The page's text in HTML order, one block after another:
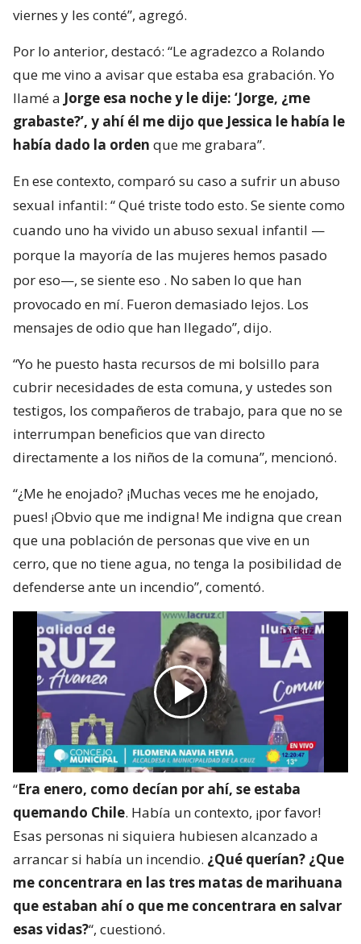
viernes y les conté”, agregó.
Por lo anterior, destacó: “Le agradezco a Rolando
que me vino a avisar que estaba esa grabación. Yo
llamé a Jorge esa noche y le dije: ‘Jorge, ¿me
grabaste?’, y ahí él me dijo que Jessica le había le
había dado la orden que me grabara”.
En ese contexto, comparó su caso a sufrir un abuso
sexual infantil: “Qué triste todo esto. Se siente como
cuando uno ha vivido un abuso sexual infantil —
porque la mayoría de las mujeres hemos pasado
por eso—, se siente eso . No saben lo que han
provocado en mí. Fueron demasiado lejos. Los
mensajes de odio que han llegado”, dijo.
“Yo he puesto hasta recursos de mi bolsillo para
cubrir necesidades de esta comuna, y ustedes son
testigos, los compañeros de trabajo, para que no se
interrumpan beneficios que van directo
directamente a los niños de la comuna”, mencionó.
“¿Me he enojado? ¡Muchas veces me he enojado,
pues! ¡Obvio que me indigna! Me indigna que crean
que una población de personas que vive en un
cerro, que no tiene agua, no tenga la posibilidad de
defenderse ante un incendio”, comentó.
“Era enero, como decían por ahí, se estaba
quemando Chile. Había un contexto, ¡por favor!
Esas personas ni siquiera hubiesen alcanzado a
arrancar si había un incendio. ¿Qué querían? ¿Que
me concentrara en las tres matas de marihuana
que estaban ahí o que me concentrara en salvar
esas vidas?“, cuestionó.